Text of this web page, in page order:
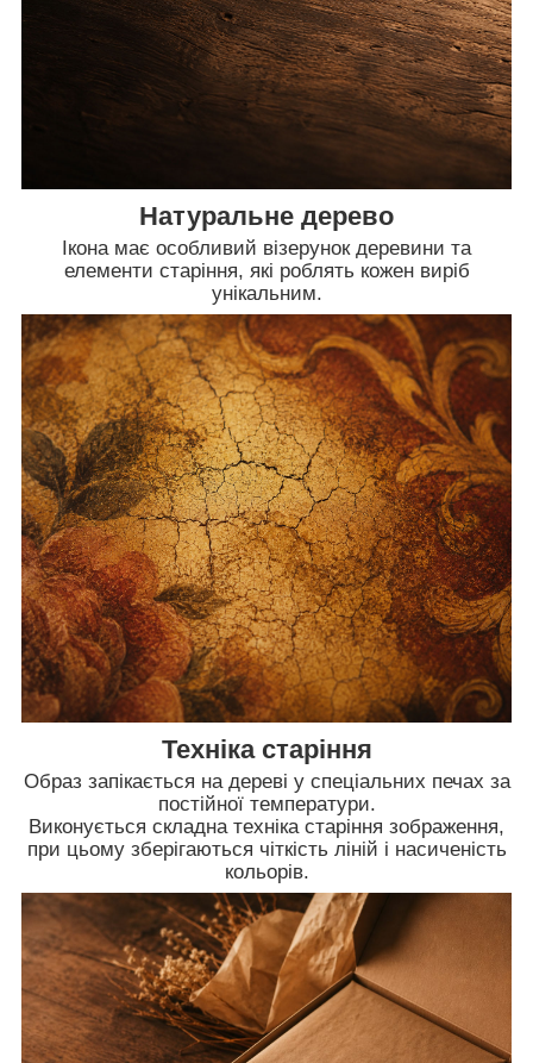
Натуральне дерево
Ікона має особливий візерунок деревини та
елементи старіння, які роблять кожен виріб
унікальним.
Техніка старіння
Образ запікається на дереві у спеціальних печах за
постійної температури.
Виконується складна техніка старіння зображення,
при цьому зберігаються чіткість ліній і насиченість
кольорів.